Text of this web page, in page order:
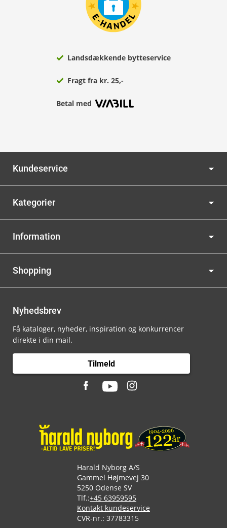
Landsdækkende bytteservice
Fragt fra kr. 25,-
Betal med
Kundeservice
Kategorier
Information
Shopping
Nyhedsbrev
Få kataloger, nyheder, inspiration og konkurrencer
direkte i din mail.
Tilmeld
Harald Nyborg A/S
Gammel Højmevej 30
5250 Odense SV
Tlf.:+45 63959595
Kontakt kundeservice
CVR-nr.: 37783315